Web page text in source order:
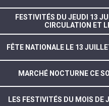
FESTIVITÉS DU JEUDI 13
CIRCULATION ET
FÊTE NATIONALE LE 13
MARCHÉ NOCTURNE CE
LES FESTIVITÉS DU MOIS DE